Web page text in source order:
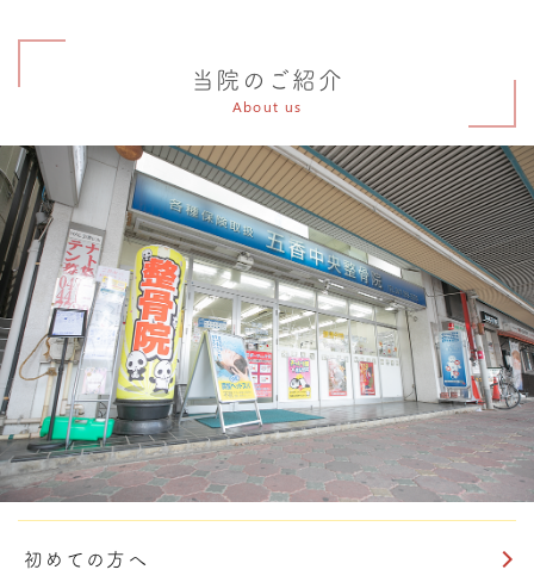
当院のご紹介
About us
初めての方へ